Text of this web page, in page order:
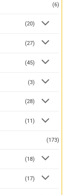
(6)
(20)
(27)
(45)
(3)
(28)
(11)
(173)
(18)
(17)